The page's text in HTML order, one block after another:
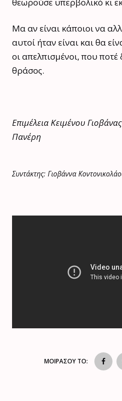
Μα αν είναι κάποιοι να
αυτοί ήταν είναι και θα
οι απελπισμένοι, που ποτέ
θράσος.
Επιμέλεια Κειμένου
Πανέρη
Συντάκτης: Γιοβάννα
ΜΟΙΡΑΣΟΥ ΤΟ: